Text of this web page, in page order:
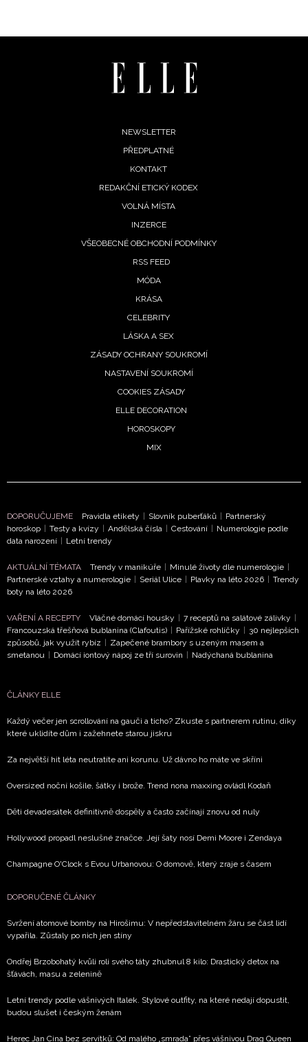
potvrzujete, že jste se seznámili se
- BurdaMedia Extra s.r.o. bude s
Vašimi údaji pracovat zejména k organizaci a
zpracováním údajů k tomuto účelu podle Zásad ochrany
soukromí BurdaMedia Extra s.r.o.
, zaškrtněte toto pole.
NEWSLETTER
PŘEDPLATNÉ
KONTAKT
REDAKČNÍ ETICKÝ KODEX
VOLNÁ MÍSTA
INZERCE
VŠEOBECNÉ OBCHODNÍ PODMÍNKY
RSS FEED
MÓDA
KRÁSA
CELEBRITY
LÁSKA A SEX
ZÁSADY OCHRANY SOUKROMÍ
NASTAVENÍ SOUKROMÍ
COOKIES ZÁSADY
ELLE DECORATION
HOROSKOPY
MIX
DOPORUČUJEME Pravidla etikety | Slovník puberťáků | Partnerský
horoskop | Testy a kvízy | Andělská čísla | Cestování | Numerologie podle
data narození | Letní trendy
AKTUÁLNÍ TÉMATA Trendy v manikúře | Minulé životy dle numerologie |
Partnerské vztahy a numerologie | Seriál Ulice | Plavky na léto 2026 | Trendy
boty na léto 2026
VAŘENÍ A RECEPTY Vláčné domácí housky | 7 receptů na salátové zálivky |
Francouzská třešňová bublanina (Clafoutis) | Pařížské rohlíčky | 30 nejlepších
způsobů, jak využít rybíz | Zapečené brambory s uzeným masem a
smetanou | Domácí iontový nápoj ze tří surovin | Nadýchaná bublanina
ČLÁNKY ELLE
Každý večer jen scrollování na gauči a ticho? Zkuste s partnerem rutinu, díky
které uklidíte dům i zažehnete starou jiskru
Za největší hit léta neutratíte ani korunu. Už dávno ho máte ve skříni
Oversized noční košile, šátky i brože. Trend nona maxxing ovládl Kodaň
Děti devadesátek definitivně dospěly a často začínají znovu od nuly
Hollywood propadl neslušné značce. Její šaty nosí Demi Moore i Zendaya
Champagne O'Clock s Evou Urbanovou: O domově, který zraje s časem
DOPORUČENÉ ČLÁNKY
Svržení atomové bomby na Hirošimu: V nepředstavitelném žáru se část lidí
vypařila. Zůstaly po nich jen stíny
Ondřej Brzobohatý kvůli roli svého táty zhubnul 8 kilo: Drastický detox na
šťávách, masu a zelenině
Letní trendy podle vášnivých Italek. Stylové outfity, na které nedají dopustit,
budou slušet i českým ženám
Herec Jan Cina bez servítků: Od malého „smrada” přes vášnivou Drag Queen